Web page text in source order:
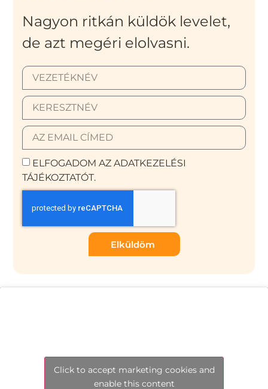
Nagyon ritkán küldök levelet,
de azt megéri elolvasni.
ELFOGADOM AZ ADATKEZELÉSI
TÁJÉKOZTATÓT.
Elküldöm
Click to accept marketing cookies and
enable this content